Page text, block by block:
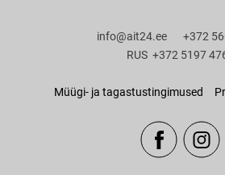
info@ait24.ee +372
RUS +372 5197
Müügi- ja tagastustingimused